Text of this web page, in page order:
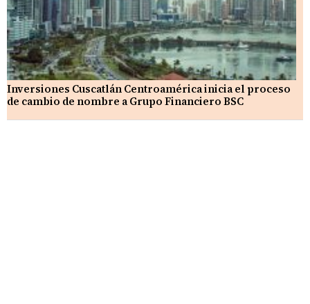
Inversiones Cuscatlán Centroamérica inicia el proceso
de cambio de nombre a Grupo Financiero BSC